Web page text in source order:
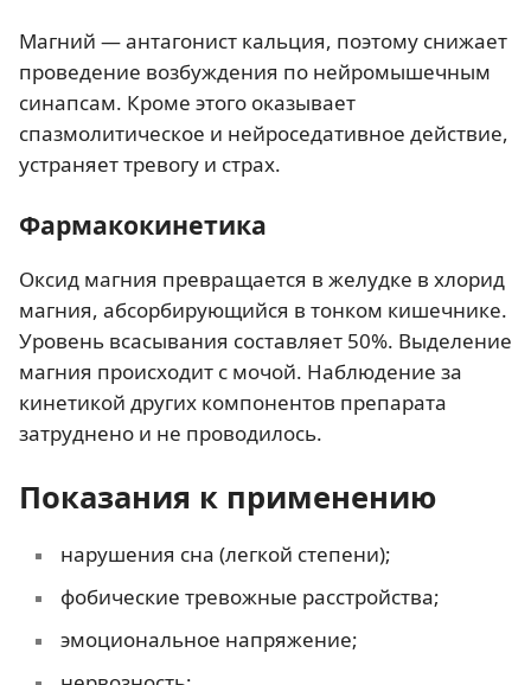
Магний — антагонист кальция, поэтому снижает
проведение возбуждения по нейромышечным
синапсам. Кроме этого оказывает
спазмолитическое и нейроседативное действие,
устраняет тревогу и страх.
Фармакокинетика
Оксид магния превращается в желудке в хлорид
магния, абсорбирующийся в тонком кишечнике.
Уровень всасывания составляет 50%. Выделение
магния происходит с мочой. Наблюдение за
кинетикой других компонентов препарата
затруднено и не проводилось.
Показания к применению
нарушения сна (легкой степени);
фобические тревожные расстройства;
эмоциональное напряжение;